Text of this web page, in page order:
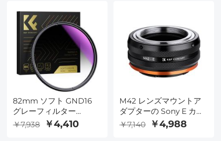
Nano-K シリーズ
リアシリーズ
82mm ソフト GND16
グレーフィルター
GND16 光学ガラスフィ
ルター ナノ X シリーズ
￥7,938 ￥4,410
M42 レンズマウントア
ダプターの Sony E カメ
ラ, M42-E IV PRO
￥7,140 ￥4,988